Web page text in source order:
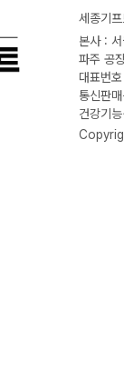
세종기
본사 :
파주 공
대표번
통신판
건강기